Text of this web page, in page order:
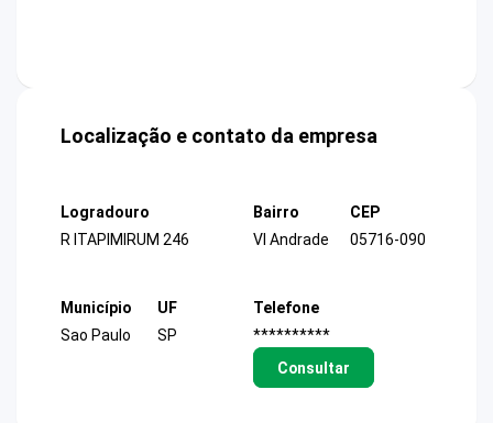
Localização e contato da empresa
Logradouro
R ITAPIMIRUM 246
Bairro
Vl Andrade
CEP
05716-090
Município
Sao Paulo
UF
SP
Telefone
**********
Consultar